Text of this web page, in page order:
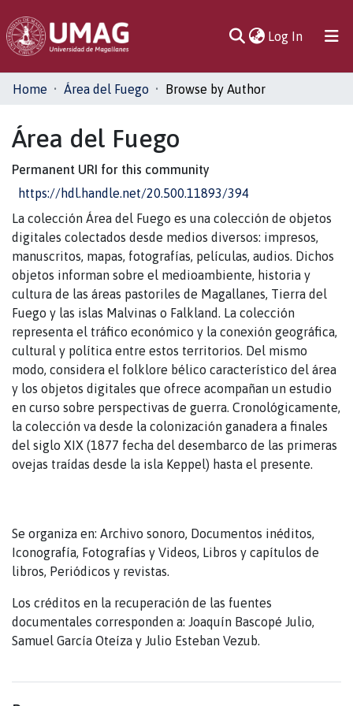
Log In(current)
Communities
All of DSpace
Home Área del Fuego Browse by Author
Área del Fuego
Permanent URI for this community
https://hdl.handle.net/20.500.11893/394
La colección Área del Fuego es una colección de objetos
digitales colectados desde medios diversos: impresos,
manuscritos, mapas, fotografías, películas, audios. Dichos
objetos informan sobre el medioambiente, historia y
cultura de las áreas pastoriles de Magallanes, Tierra del
Fuego y las islas Malvinas o Falkland. La colección
representa el tráfico económico y la conexión geográfica,
cultural y política entre estos territorios. Del mismo
modo, considera el folklore bélico característico del área
y los objetos digitales que ofrece acompañan un estudio
en curso sobre perspectivas de guerra. Cronológicamente,
la colección va desde la colonización ganadera a finales
del siglo XIX (1877 fecha del desembarco de las primeras
ovejas traídas desde la isla Keppel) hasta el presente.
Se organiza en: Archivo sonoro, Documentos inéditos,
Iconografía, Fotografías y Videos, Libros y capítulos de
libros, Periódicos y revistas.
Los créditos en la recuperación de las fuentes
documentales corresponden a: Joaquín Bascopé Julio,
Samuel García Oteíza y Julio Esteban Vezub.